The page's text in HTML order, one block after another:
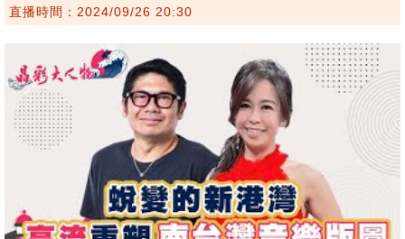
直播時間：2024/09/26 20:30